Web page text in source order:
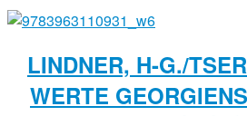
LINDNER, H-G./
WERTE